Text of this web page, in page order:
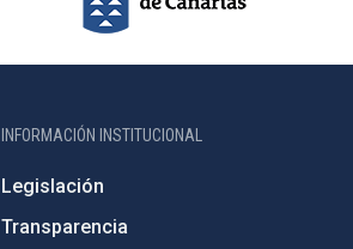
INFORMACIÓN INSTITUCIONAL
Legislación
Transparencia